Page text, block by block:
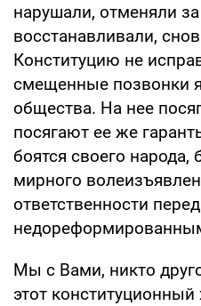
нарушали, отменяли
восстанавливали,
Конституцию не
смещенные позвонки
общества. На нее
посягают ее же
боятся своего народа,
мирного
ответственности
Мы с Вами, никто
этот